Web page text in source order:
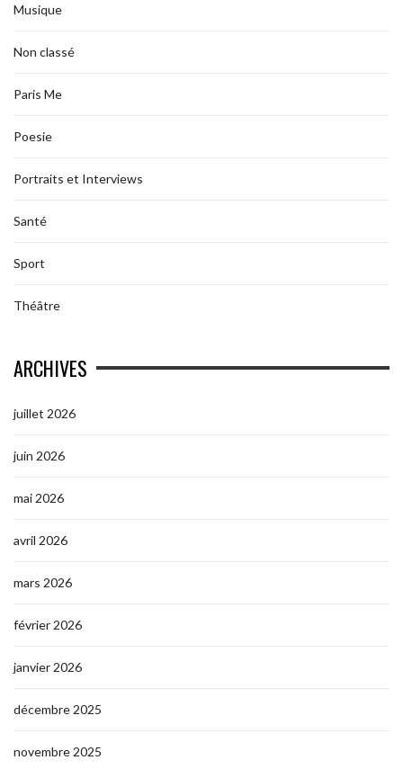
Musique
Non classé
Paris Me
Poesie
Portraits et Interviews
Santé
Sport
Théâtre
ARCHIVES
juillet 2026
juin 2026
mai 2026
avril 2026
mars 2026
février 2026
janvier 2026
décembre 2025
novembre 2025